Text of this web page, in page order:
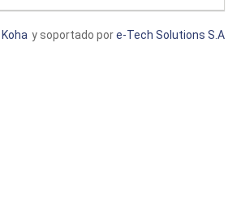
y soportado pore-Tech Solutions S.A
Koha